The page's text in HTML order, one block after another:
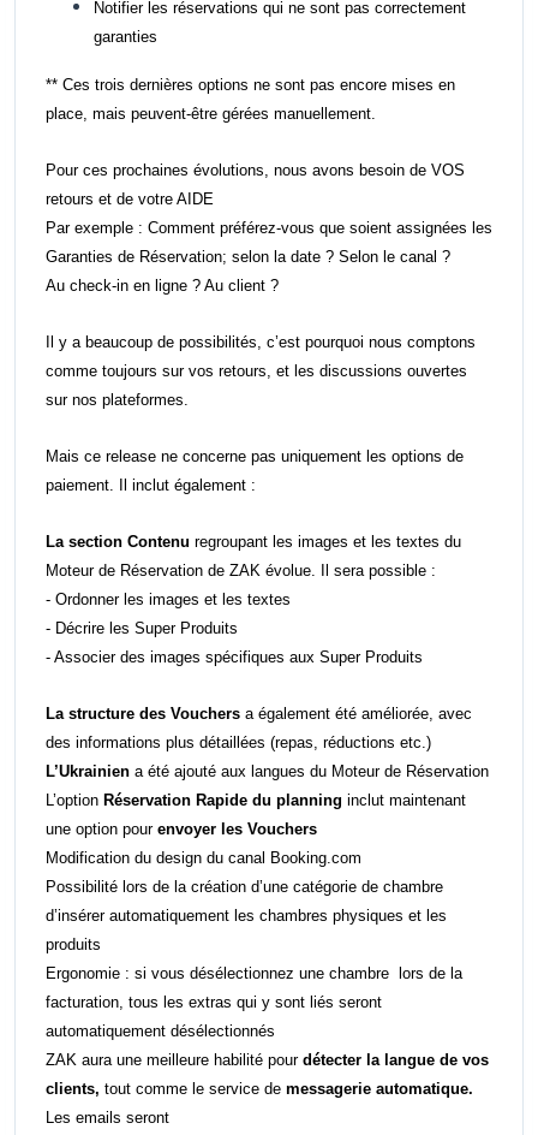
Notifier les réservations qui ne sont pas correctement
garanties
** Ces trois dernières options ne sont pas encore mises en
place, mais peuvent-être gérées manuellement.
Pour ces prochaines évolutions, nous avons besoin de VOS
retours et de votre AIDE
Par exemple : Comment préférez-vous que soient assignées les
Garanties de Réservation; selon la date ? Selon le canal ?
Au check-in en ligne ? Au client ?
Il y a beaucoup de possibilités, c’est pourquoi nous comptons
comme toujours sur vos retours, et les discussions ouvertes
sur nos plateformes.
Mais ce release ne concerne pas uniquement les options de
paiement. Il inclut également :
La section Contenu regroupant les images et les textes du
Moteur de Réservation de ZAK évolue. Il sera possible :
- Ordonner les images et les textes
- Décrire les Super Produits
- Associer des images spécifiques aux Super Produits
La structure des Vouchers a également été améliorée, avec
des informations plus détaillées (repas, réductions etc.)
L’Ukrainien a été ajouté aux langues du Moteur de Réservation
L’option Réservation Rapide du planning inclut maintenant
une option pour envoyer les Vouchers
Modification du design du canal Booking.com
Possibilité lors de la création d’une catégorie de chambre
d’insérer automatiquement les chambres physiques et les
produits
Ergonomie : si vous désélectionnez une chambre lors de la
facturation, tous les extras qui y sont liés seront
automatiquement désélectionnés
ZAK aura une meilleure habilité pour détecter la langue de vos
clients, tout comme le service de messagerie automatique.
Les emails seront